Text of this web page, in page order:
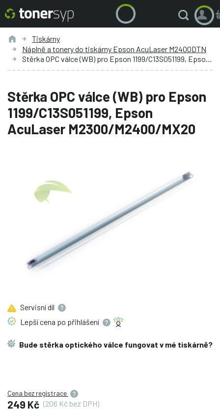
Tiskárny
Náplně a tonery do tiskárny Epson AcuLaser M2400DTN
Stěrka OPC válce (WB) pro Epson 1199/C13S051199, Epson AcuLaser M2300/M2400/MX20
Stěrka OPC válce (WB) pro Epson
1199/C13S051199, Epson
AcuLaser M2300/M2400/MX20
Servisnídíl
Lepší cena po přihlášení
Bude stěrka optického válce fungovat v mé tiskárně?
Cena bez registrace
249 Kč (206 Kč bez DPH)